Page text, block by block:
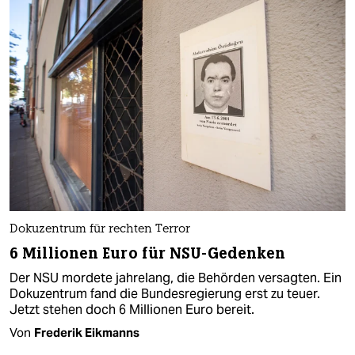
Dokuzentrum für rechten Terror
6 Millionen Euro für NSU-Gedenken
Der NSU mordete jahrelang, die Behörden versagten. Ein
Dokuzentrum fand die Bundesregierung erst zu teuer.
Jetzt stehen doch 6 Millionen Euro bereit.
Von Frederik Eikmanns